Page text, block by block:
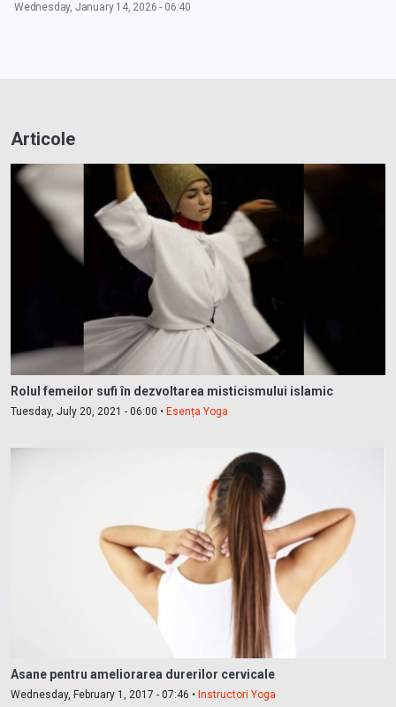
Wednesday, January 14, 2026 - 06:40
Articole
Rolul femeilor sufi în dezvoltarea misticismului islamic
Tuesday, July 20, 2021 - 06:00 • Esența Yoga
Asane pentru ameliorarea durerilor cervicale
Wednesday, February 1, 2017 - 07:46 • Instructori Yoga